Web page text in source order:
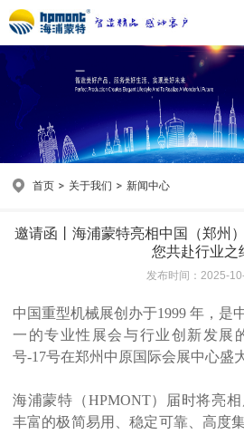
首页 关于我们 新闻中心
邀请函丨海浦蒙特亮相中国（郑州
您共赴行业之
发布时间：2025-
中国重型机械展创办于1999 年，是
一的专业性展会与行业创新发展
号-17号在郑州中原国际会展中心盛
海浦蒙特（HPMONT）届时将亮
丰富的极简易用、稳定可靠、高度